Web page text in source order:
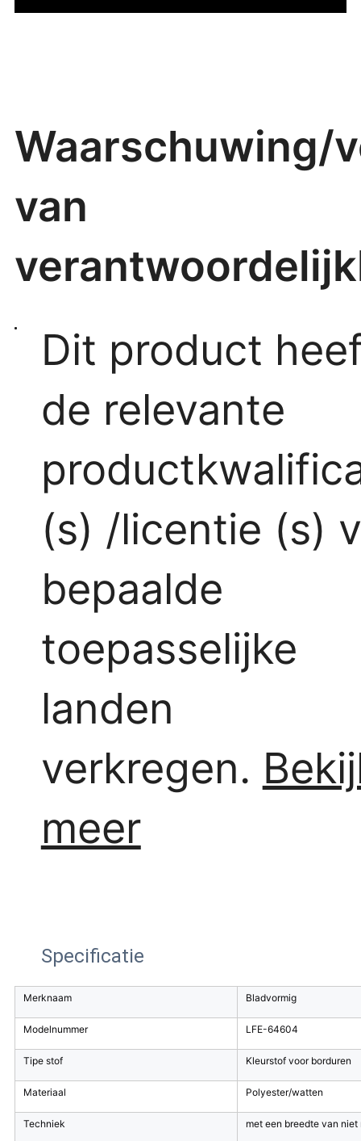
Waarschuwing/
van
Dit product
de relevante
(s) /licentie (s)
bepaalde
toepasselijke
landen
verkregen.
meer
Specificatie
Merknaam Bladvormig
Modelnummer LFE-64604
Tipe stof Kleurstof voor borduren
Materiaal Polyester/watten
Techniek met een breedte van niet